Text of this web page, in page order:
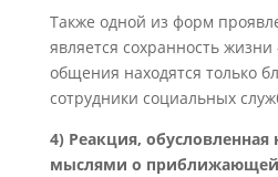
Также одной из форм
является сохранность
общения находятся только
сотрудники социальных
4) Реакция,
мыслями о